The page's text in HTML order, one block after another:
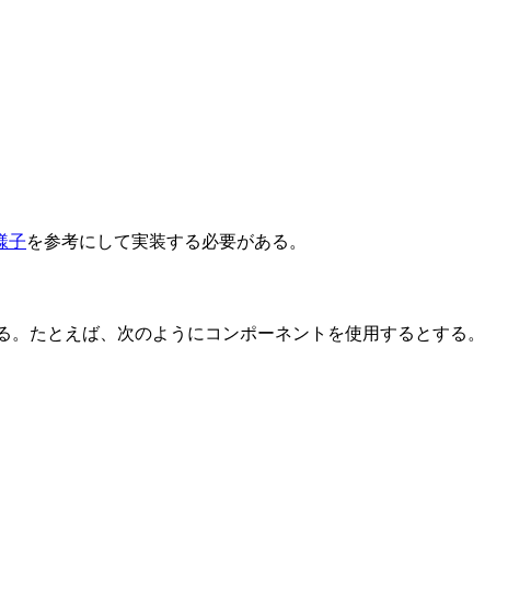
子を参考にして実装する必要がある。
たとえば、次のようにコンポーネントを使用するとする。